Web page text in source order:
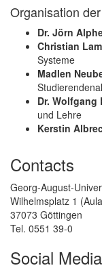
Organisation
Dr. Jörn
Christian
Systeme
Madlen
Dr. Wolfgang
und Lehre
Kerstin
Contacts
Georg-August-
Wilhelmsplatz 1
37073 Göttingen
Tel. 0551 39-0
Social Media